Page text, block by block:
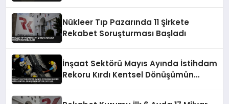
Nükleer Tıp Pazarında 11 Şirkete
Rekabet Soruşturması Başladı
İnşaat Sektörü Mayıs Ayında İstihdam
Rekoru Kırdı Kentsel Dönüşümün